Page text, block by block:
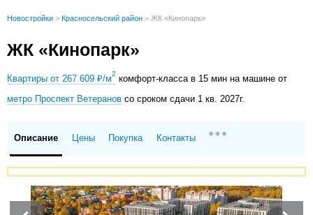
Новостройки > Красносельский район > ЖК «Кинопарк»
ЖК «Кинопарк»
Квартиры от 267 609 ₽/м2 комфорт-класса в 15 мин на машине от
метро Проспект Ветеранов со сроком сдачи 1 кв. 2027г.
Описание Цены Покупка Контакты